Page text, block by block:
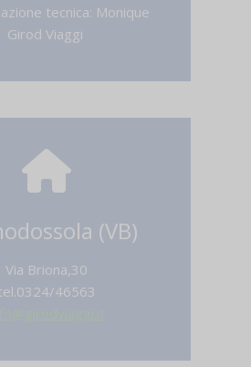
tecnica: Monique
Girod Viaggi
(VB)
Via Briona,30
46563